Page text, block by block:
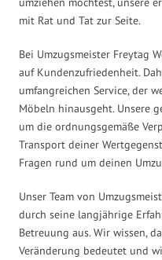
mit Rat und Tat zur Seite.
Bei Umzugsmeister Freytag
auf Kundenzufriedenheit.
umfangreichen Service, der
Möbeln hinausgeht. Unsere
um die ordnungsgemäße
Transport deiner
Fragen rund um deinen
Unser Team von
durch seine langjährige
Betreuung aus. Wir wissen,
Veränderung bedeutet und